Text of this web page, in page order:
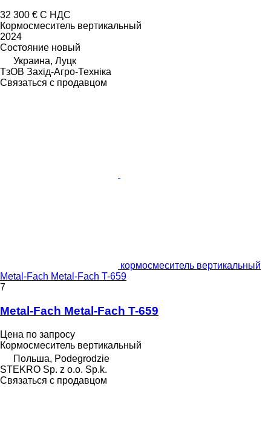
32 300 € С НДС
Кормосмеситель вертикальный
2024
Состояние новый
Украина, Луцк
ТзОВ Захід-Агро-Техніка
Связаться с продавцом
кормосмеситель вертикальный
Metal-Fach Metal-Fach T-659
7
Metal-Fach Metal-Fach T-659
Цена по запросу
Кормосмеситель вертикальный
Польша, Podegrodzie
STEKRO Sp. z o.o. Sp.k.
Связаться с продавцом